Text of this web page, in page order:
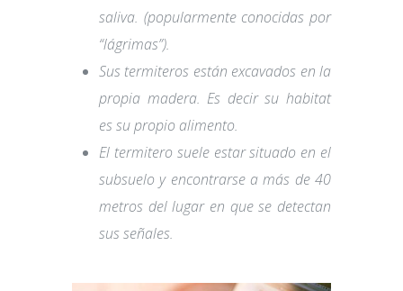
saliva. (popularmente conocidas por
“lágrimas”).
Sus termiteros están excavados en la
propia madera. Es decir su habitat
es su propio alimento.
El termitero suele estar situado en el
subsuelo y encontrarse a más de 40
metros del lugar en que se detectan
sus señales.